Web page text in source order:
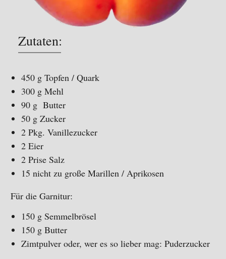
Zutaten:
450 g Topfen / Quark
300 g Mehl
90 g Butter
50 g Zucker
2 Pkg. Vanillezucker
2 Eier
2 Prise Salz
15 nicht zu große Marillen / Aprikosen
Für die Garnitur:
150 g Semmelbrösel
150 g Butter
Zimtpulver oder, wer es so lieber mag: Puderzucker